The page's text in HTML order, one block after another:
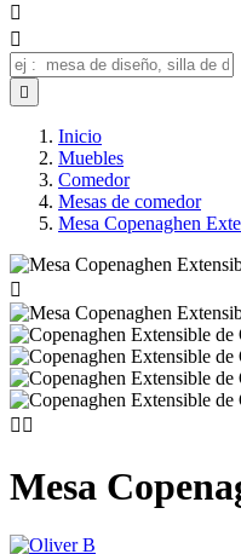



Inicio
Muebles
Comedor
Mesas de comedor
Mesa Copenaghen

 
Mesa